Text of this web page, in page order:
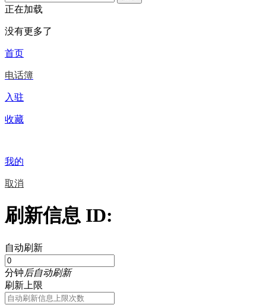
正在加载
没有更多了
首页
电话簿
入驻
收藏
我的
取消
刷新信息 ID:
自动刷新
分钟后自动刷新
刷新上限